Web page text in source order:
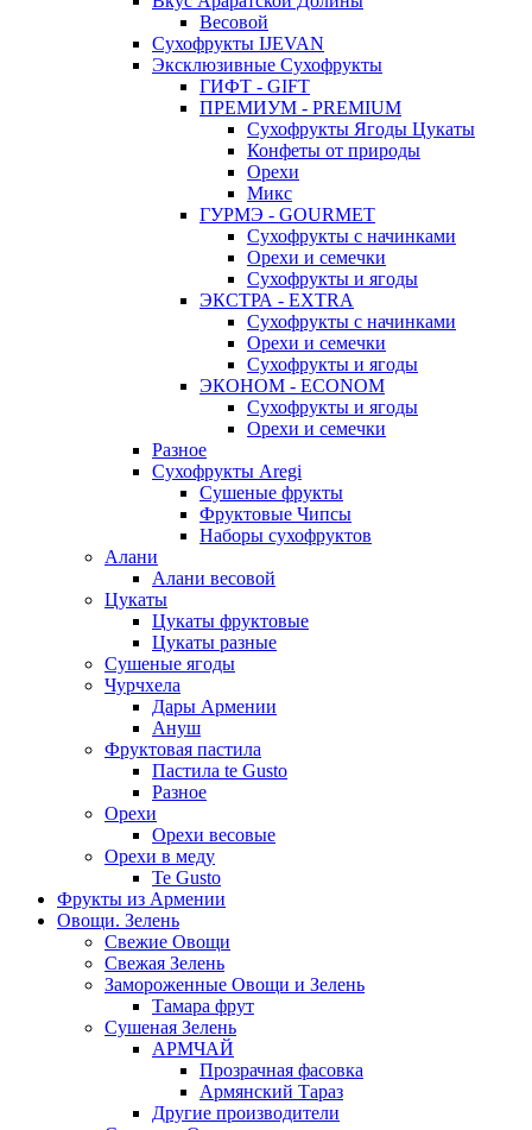
Весовой
Сухофрукты IJEVAN
Эксклюзивные Сухофрукты
ГИФТ - GIFT
ПРЕМИУМ - PREMIUM
Сухофрукты Ягоды Цукаты
Конфеты от природы
Орехи
Микс
ГУРМЭ - GOURMET
Сухофрукты с начинками
Орехи и семечки
Сухофрукты и ягоды
ЭКСТРА - EXTRA
Сухофрукты с начинками
Орехи и семечки
Сухофрукты и ягоды
ЭКОНОМ - ECONOM
Сухофрукты и ягоды
Орехи и семечки
Разное
Сухофрукты Aregi
Сушеные фрукты
Фруктовые Чипсы
Наборы сухофруктов
Алани
Алани весовой
Цукаты
Цукаты фруктовые
Цукаты разные
Сушеные ягоды
Чурчхела
Дары Армении
Ануш
Фруктовая пастила
Пастила te Gusto
Разное
Орехи
Орехи весовые
Орехи в меду
Te Gusto
Фрукты из Армении
Овощи. Зелень
Свежие Овощи
Свежая Зелень
Замороженные Овощи и Зелень
Тамара фрут
Сушеная Зелень
АРМЧАЙ
Прозрачная фасовка
Армянский Тараз
Другие производители